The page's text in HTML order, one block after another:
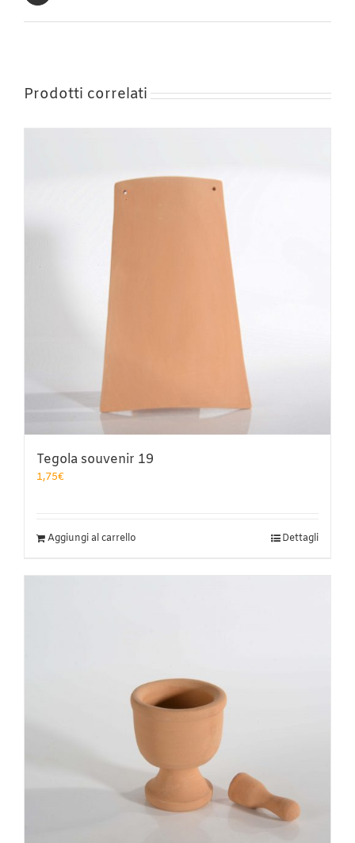
Prodotti correlati
Tegola souvenir 19
1,75€
Aggiungi al carrello Dettagli